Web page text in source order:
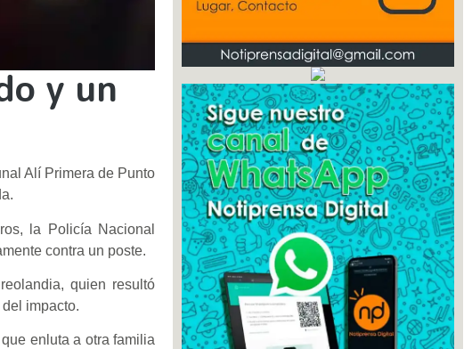
y un
Alí Primera de Punto
la Policía Nacional
contra un poste.
quien resultó
impacto.
enluta a otra familia